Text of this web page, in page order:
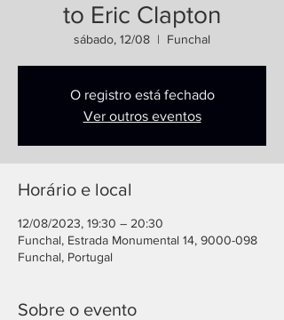
to Eric Clapton
sábado, 12/08
  |
Funchal
O registro está fechado
Ver outros eventos
Horário e local
12/08/2023, 19:30 – 20:30
Funchal, Estrada Monumental 14, 9000-098
Funchal, Portugal
Sobre o evento